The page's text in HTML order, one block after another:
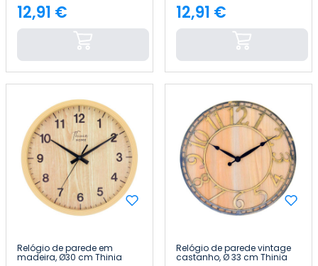
Preço
12,91 € Preço
12,91 €
Relógio de parede em
madeira, Ø30 cm Thinia
Relógio de parede vintage
castanho, Ø 33 cm Thinia